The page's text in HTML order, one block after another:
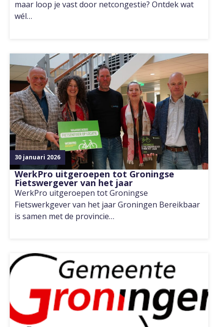
maar loop je vast door netcongestie? Ontdek wat
wél…
30 januari 2026
WerkPro uitgeroepen tot Groningse
Fietswergever van het jaar
WerkPro uitgeroepen tot Groningse
Fietswerkgever van het jaar Groningen Bereikbaar
is samen met de provincie…